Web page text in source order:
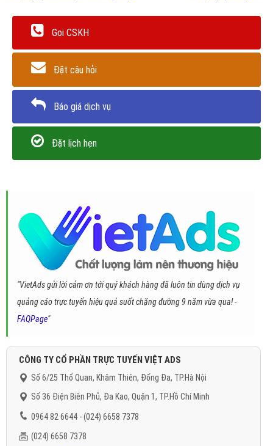
Gọi CSKH
Đặt câu hỏi
Báo giá dịch vụ
Đặt lịch hẹn
"VietAds gửi lời cảm ơn tới quý khách hàng đã luôn tin dùng dịch vụ
quảng cáo trực tuyến hiệu quả suốt chặng đường 9 năm vừa qua! -
FAQPage"
CÔNG TY CỔ PHẦN TRỰC TUYẾN VIỆT ADS
Số 6/25 Thổ Quan, Khâm Thiên, Đống Đa, TP.Hà Nội
Số 36 Điện Biên Phủ, Đa Kao, Quận 1, TP.Hồ Chí Minh
0964 82 6644 - (024) 6658 7378
(024) 6658 7378